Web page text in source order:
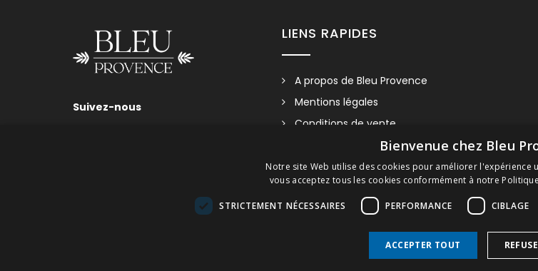
Small Size Rounded 50cm
Suivez-nous
LIENS RAPIDES
A propos de Bleu Provence
Mentions légales
Conditions de vente
Visitez notre Showroom
Plan du site
Bienvenue chez Bleu
Notre site Web utilise des cookies pour améliorer l'expérience
vous acceptez tous les cookies conformément à notre
STRICTEMENT NÉCESSAIRES PERFORMANCE CIBLAGE
ACCEPTER TOUT